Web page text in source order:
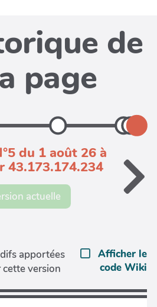
de
page
du 1 août 26 à
43.173.174.234
actuelle
apportées
cette version
Afficher le
code Wiki